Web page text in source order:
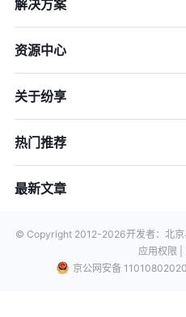
解决方案
资源中心
关于纷享
热门推荐
最新文章
© Copyright 2012-2026开发者：北京
应用权限 |
京公网安备